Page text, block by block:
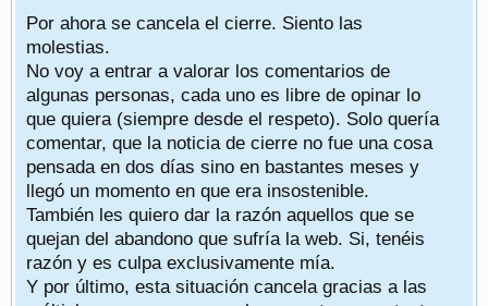
Por ahora se cancela el cierre. Siento las
molestias.
No voy a entrar a valorar los comentarios de
algunas personas, cada uno es libre de opinar lo
que quiera (siempre desde el respeto). Solo quería
comentar, que la noticia de cierre no fue una cosa
pensada en dos días sino en bastantes meses y
llegó un momento en que era insostenible.
También les quiero dar la razón aquellos que se
quejan del abandono que sufría la web. Si, tenéis
razón y es culpa exclusivamente mía.
Y por último, esta situación cancela gracias a las